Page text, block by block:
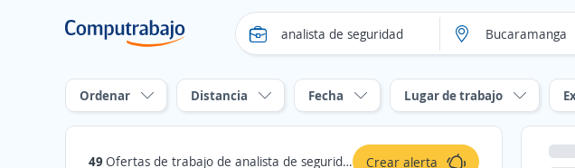
Ordenar Distancia Fecha Lugar de trabajo
49 Ofertas de trabajo de analista de seguridad en Bucaramanga, Santander Crear alerta